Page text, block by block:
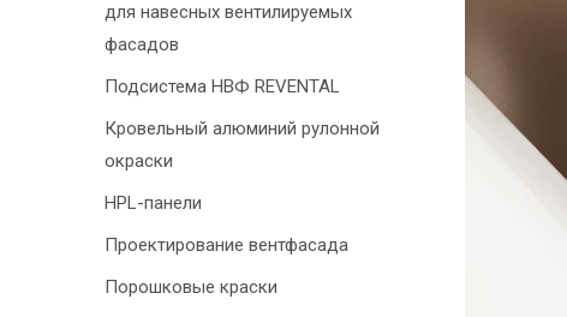
для навесных вентилируемых
фасадов
Подсистема НВФ REVENTAL
Кровельный алюминий рулонной
окраски
HPL-панели
Проектирование вентфасада
Порошковые краски